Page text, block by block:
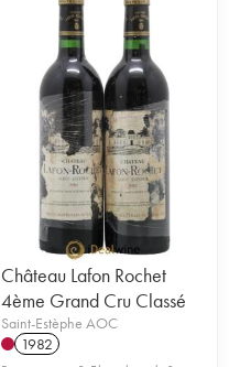
Château Lafon Rochet
4ème Grand Cru Classé
Saint-Estèphe AOC
1982